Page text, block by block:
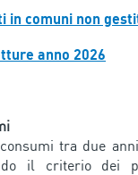
in comuni non
anno 2026
tra due
il criterio dei